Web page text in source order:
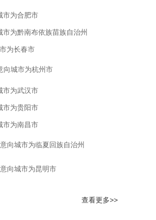
市为合肥市
为黔南布依族苗族自治州
为长春市
向城市为杭州市
市为武汉市
市为贵阳市
市为南昌市
向城市为临夏回族自治州
向城市为昆明市
查看更多>>